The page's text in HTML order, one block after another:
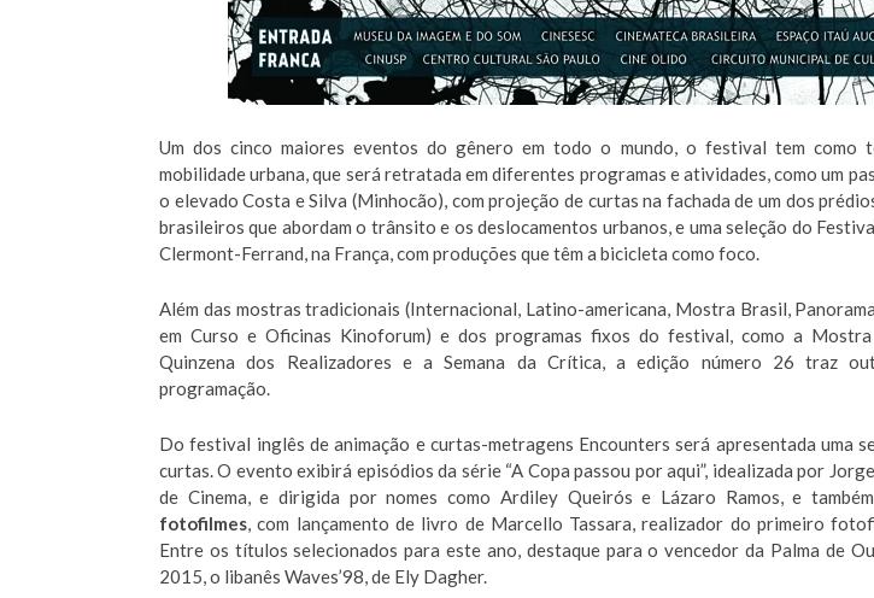
Um dos cinco maiores eventos do gênero em todo o mundo, o festival tem como
mobilidade urbana, que será retratada em diferentes programas e atividades, como um
o elevado Costa e Silva (Minhocão), com projeção de curtas na fachada de um dos
brasileiros que abordam o trânsito e os deslocamentos urbanos, e uma seleção do
Clermont-Ferrand, na França, com produções que têm a bicicleta como foco.
Além das mostras tradicionais (Internacional, Latino-americana, Mostra Brasil,
em Curso e Oficinas Kinoforum) e dos programas fixos do festival, como a
Quinzena dos Realizadores e a Semana da Crítica, a edição número 26 traz
programação.
Do festival inglês de animação e curtas-metragens Encounters será apresentada uma
curtas. O evento exibirá episódios da série “A Copa passou por aqui”, idealizada por
de Cinema, e dirigida por nomes como Ardiley Queirós e Lázaro Ramos, e
fotofilmes, com lançamento de livro de Marcello Tassara, realizador do primeiro
Entre os títulos selecionados para este ano, destaque para o vencedor da Palma de
2015, o libanês Waves’98, de Ely Dagher.